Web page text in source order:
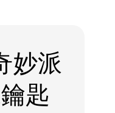
妙派
匙